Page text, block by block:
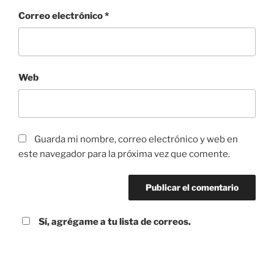
Correo electrónico*
Web
Guarda mi nombre, correo electrónico y web en
este navegador para la próxima vez que comente.
Sí, agrégame a tu lista de correos.